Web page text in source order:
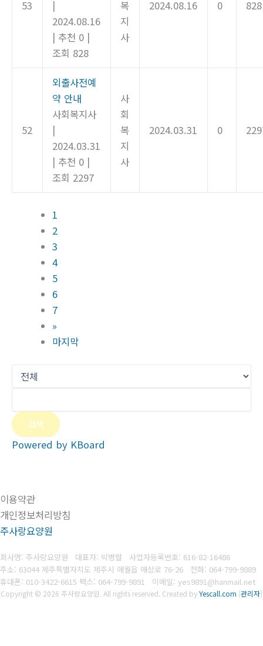
53
|
2024.08.16
| 추천 0 |
조회 828
복
지
사
2024.08.16 0 828
52
외출사전예
약 안내
사회복지사
|
2024.03.31
| 추천 0 |
조회 2297
사
회
복
지
사
2024.03.31 0
1
2
3
4
5
6
7
»
마지막
검색
Powered by KBoard
이용약관
개인정보처리방침
주사랑요양원
회사명: 주사랑요양원 대표자: 박병렬 사업자등록번호: 616-82-16486
주소: 63044 제주특별자치도 제주시 애월읍 애상로 76-26 전화: 064-799-9889
휴대폰: 010-3422-6615 팩스: 064-799-9891 이메일: yes9891@hanmail.net
Copyright © 2026 주사랑요양원. All rights reserved. Created byYescall.com [관리자]